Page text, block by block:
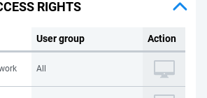
RIGHTS
User group Action
All